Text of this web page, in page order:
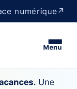
numérique↗
Menu
Une